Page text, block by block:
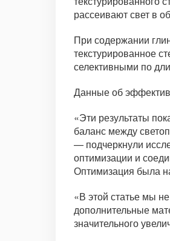
рассеивают свет в
При содержании
текстурированное
селективными по
Данные об
«Эти результаты
баланс между
— подчеркнули
оптимизации и
Оптимизация была
«В этой статье мы
дополнительные
значительного